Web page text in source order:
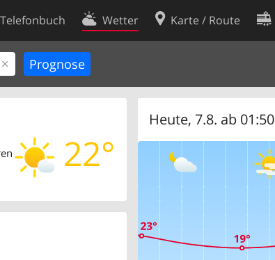
Telefonbuch Wetter Karte / Route
22°
Heute, 7.8. ab 01:50
Kontakt
Nutzungsbedingungen